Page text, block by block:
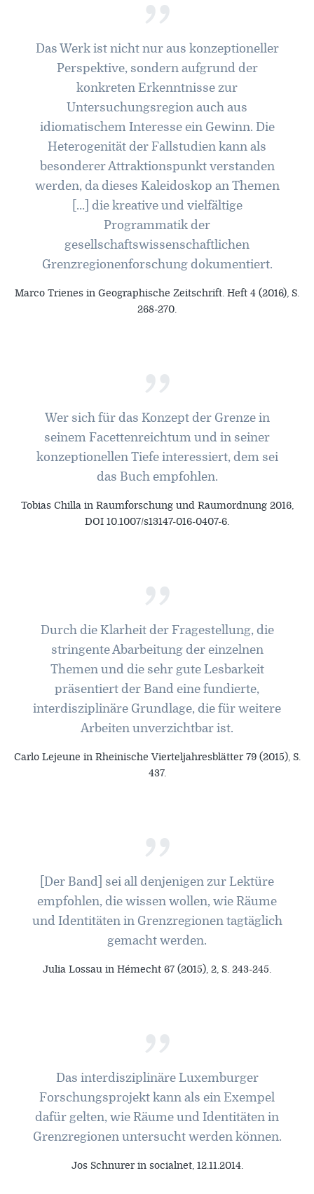
”
Das Werk ist nicht nur aus konzeptioneller
Perspektive, sondern aufgrund der
konkreten Erkenntnisse zur
Untersuchungsregion auch aus
idiomatischem Interesse ein Gewinn. Die
Heterogenität der Fallstudien kann als
besonderer Attraktionspunkt verstanden
werden, da dieses Kaleidoskop an Themen
[…] die kreative und vielfältige
Programmatik der
gesellschaftswissenschaftlichen
Grenzregionenforschung dokumentiert.
Marco Trienes in Geographische Zeitschrift. Heft 4 (2016), S.
268-270.
”
Wer sich für das Konzept der Grenze in
seinem Facettenreichtum und in seiner
konzeptionellen Tiefe interessiert, dem sei
das Buch empfohlen.
Tobias Chilla in Raumforschung und Raumordnung 2016,
DOI 10.1007/s13147-016-0407-6.
”
Durch die Klarheit der Fragestellung, die
stringente Abarbeitung der einzelnen
Themen und die sehr gute Lesbarkeit
präsentiert der Band eine fundierte,
interdisziplinäre Grundlage, die für weitere
Arbeiten unverzichtbar ist.
Carlo Lejeune in Rheinische Vierteljahresblätter 79 (2015), S.
437.
”
[Der Band] sei all denjenigen zur Lektüre
empfohlen, die wissen wollen, wie Räume
und Identitäten in Grenzregionen tagtäglich
gemacht werden.
Julia Lossau in Hémecht 67 (2015), 2, S. 243-245.
”
Das interdisziplinäre Luxemburger
Forschungsprojekt kann als ein Exempel
dafür gelten, wie Räume und Identitäten in
Grenzregionen untersucht werden können.
Jos Schnurer in socialnet, 12.11.2014.